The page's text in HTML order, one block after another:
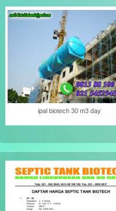
ipal biotech 30 m3 day